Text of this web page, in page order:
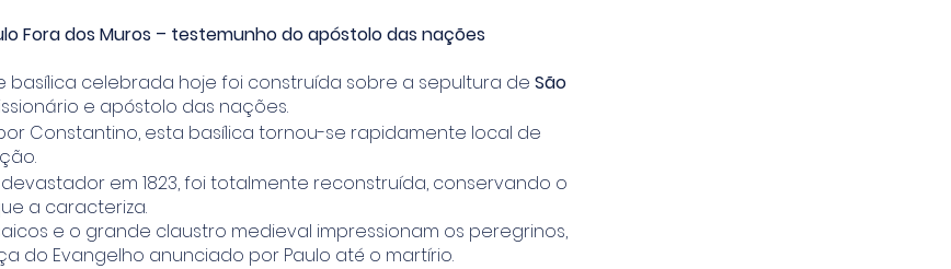
Fora dos Muros – testemunho do apóstolo das nações
basílica celebrada hoje foi construída sobre a sepultura de São
e apóstolo das nações.
Constantino, esta basílica tornou-se rapidamente local de
em 1823, foi totalmente reconstruída, conservando o
a caracteriza.
e o grande claustro medieval impressionam os peregrinos,
do Evangelho anunciado por Paulo até o martírio.